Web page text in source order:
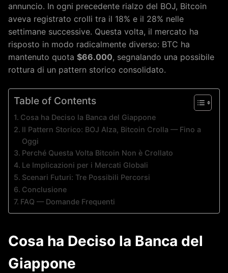
annuncio. In ogni precedente rialzo del BOJ, Bitcoin
aveva registrato crolli tra il 18% e il 28% nelle
settimane successive. Questa volta, il mercato ha
risposto in modo radicalmente diverso: BTC ha
mantenuto quota $66.000, segnalando una possibile
rottura di un pattern storico consolidato.
Table of Contents
Cosa ha Deciso la Banca del Giappone
Il Pattern Storico: BOJ Alza, Bitcoin Crolla — Fino a
Oggi
Perché Questa Volta Bitcoin Non è Crollato
Le Implicazioni per i Mercati Globali
Scenari Futuri: Tre Possibili Percorsi
Conclusione
FAQ — Domande Frequenti
Cosa ha Deciso la Banca del
Giappone